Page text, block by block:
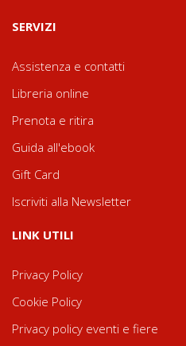
SERVIZI
Assistenza e contatti
Libreria online
Prenota e ritira
Guida all'ebook
Gift Card
Iscriviti alla Newsletter
LINK UTILI
Privacy Policy
Cookie Policy
Privacy policy eventi e fiere